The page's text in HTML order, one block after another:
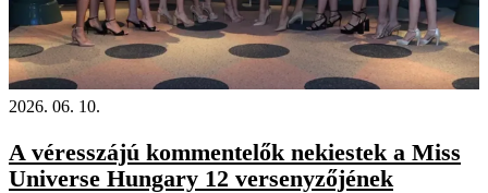
2026. 06. 10.
A véresszájú kommentelők nekiestek a Miss
Universe Hungary 12 versenyzőjének